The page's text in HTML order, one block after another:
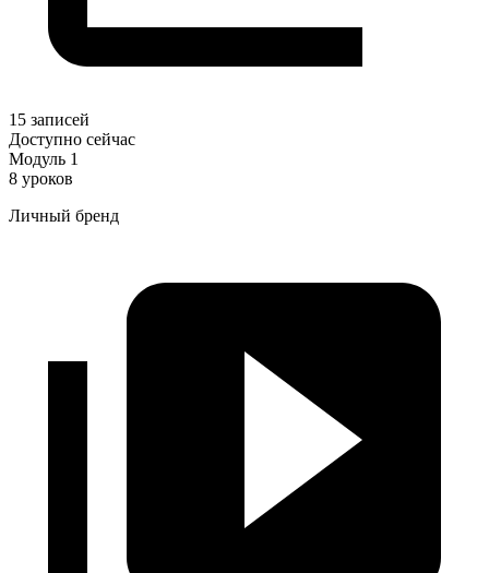
15 записей
Доступно сейчас
Модуль 1
8 уроков
Личный бренд